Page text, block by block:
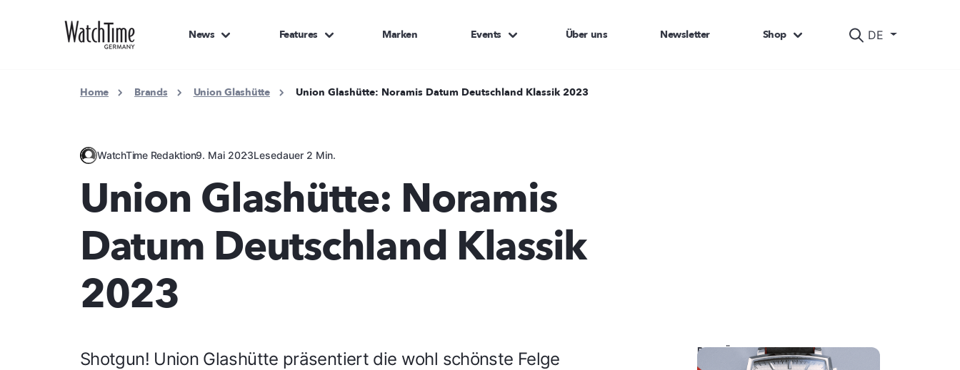
DE
News Features Marken Events Über uns Newsletter Shop
Home Brands Union Glashütte Union Glashütte: Noramis Datum Deutschland Klassik 2023
WatchTime Redaktion9. Mai 2023Lesedauer 2 Min.
Union Glashütte: Noramis
Datum Deutschland Klassik
2023
Shotgun! Union Glashütte präsentiert die wohl schönste Felge DAS KÖNNTE SIE AUCH INTERESSIEREN: